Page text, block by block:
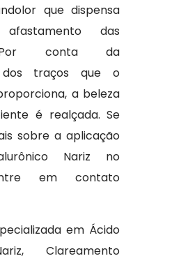
que dispensa
das
Por conta da
dos traços que o
a beleza
é realçada. Se
sobre a aplicação
Nariz no
em contato
em Ácido
Clareamento